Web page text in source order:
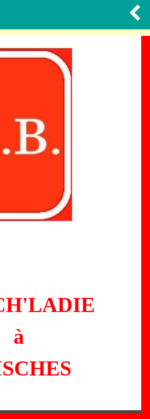
à